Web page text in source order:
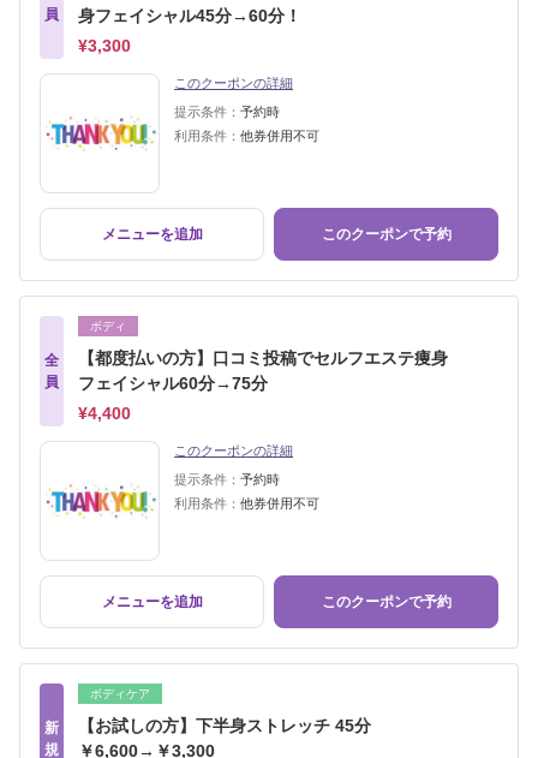
員
身フェイシャル45分→60分！
¥3,300
このクーポンの詳細
提示条件： 予約時
利用条件： 他券併用不可
メニューを追加 このクーポンで予約
全
員
ボディ
【都度払いの方】口コミ投稿でセルフエステ痩身
フェイシャル60分→75分
¥4,400
このクーポンの詳細
提示条件： 予約時
利用条件： 他券併用不可
メニューを追加 このクーポンで予約
新
規
ボディケア
【お試しの方】下半身ストレッチ 45分
￥6,600→￥3,300